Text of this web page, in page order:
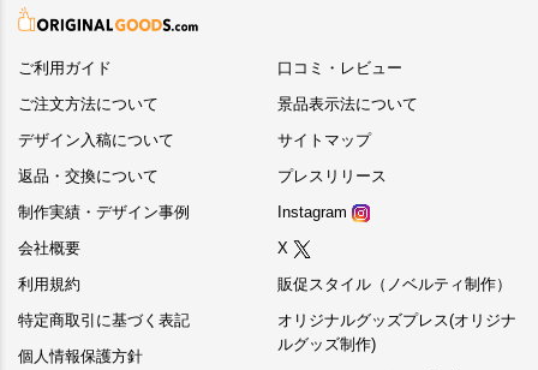
ご利用ガイド
ご注文方法について
デザイン入稿について
返品・交換について
制作実績・デザイン事例
会社概要
利用規約
特定商取引に基づく表記
個人情報保護方針
口コミ・レビュー
景品表示法について
サイトマップ
プレスリリース
Instagram
X
販促スタイル（ノベルティ制作）
オリジナルグッズプレス(オリジナ
ルグッズ制作)